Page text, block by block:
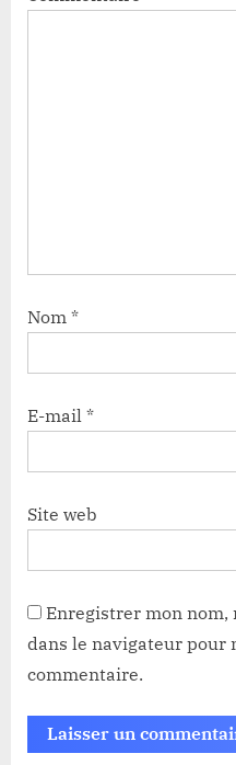
Nom *
E-mail *
Site web
Enregistrer mon nom,
dans le navigateur pour
commentaire.